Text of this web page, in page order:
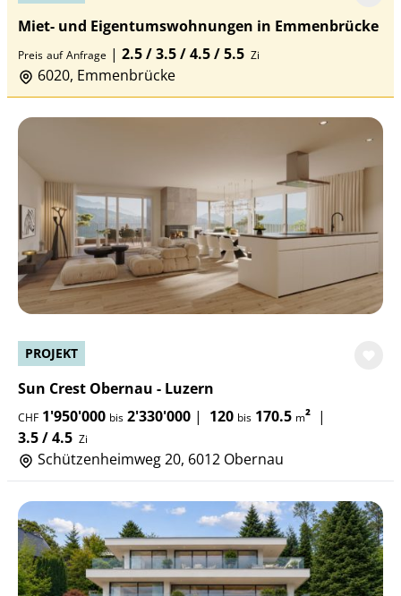
Miet- und Eigentumswohnungen in Emmenbrücke
Preis auf Anfrage | 2.5 / 3.5 / 4.5 / 5.5 Zi
6020, Emmenbrücke
PROJEKT
Sun Crest Obernau - Luzern
CHF 1'950'000 bis 2'330'000 | 120 bis 170.5 m² |
3.5 / 4.5 Zi
Schützenheimweg 20, 6012 Obernau